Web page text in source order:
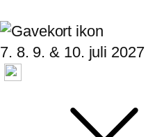
7. 8. 9. & 10. juli 2027